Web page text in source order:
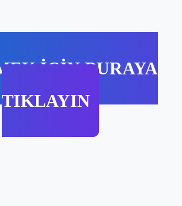
İÇİN BURAYA
TIKLAYIN